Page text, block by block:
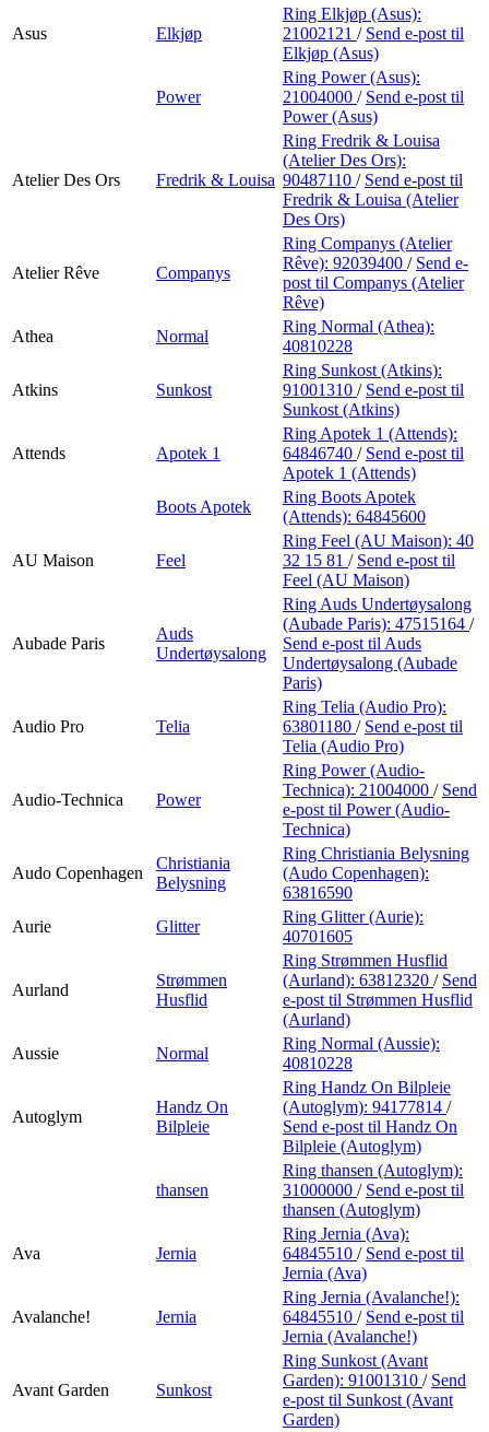
Asus Elkjøp
Ring Elkjøp (Asus):
21002121 / Send e-post til
Elkjøp (Asus)
Power
Ring Power (Asus):
21004000 / Send e-post til
Power (Asus)
Atelier Des Ors Fredrik & Louisa
Ring Fredrik & Louisa
(Atelier Des Ors):
90487110 / Send e-post til
Fredrik & Louisa (Atelier
Des Ors)
Atelier Rêve Companys
Ring Companys (Atelier
Rêve): 92039400 / Send e-
post til Companys (Atelier
Rêve)
Athea
Normal
Ring Normal (Athea):
40810228
Atkins Sunkost
Ring Sunkost (Atkins):
91001310 / Send e-post til
Sunkost (Atkins)
Attends Apotek 1
Ring Apotek 1 (Attends):
64846740 / Send e-post til
Apotek 1 (Attends)
Boots Apotek
Ring Boots Apotek
(Attends): 64845600
AU Maison Feel
Ring Feel (AU Maison): 40
32 15 81 / Send e-post til
Feel (AU Maison)
Aubade Paris
Auds
Undertøysalong
Ring Auds Undertøysalong
(Aubade Paris): 47515164 /
Send e-post til Auds
Undertøysalong (Aubade
Paris)
Audio Pro Telia
Ring Telia (Audio Pro):
63801180 / Send e-post til
Telia (Audio Pro)
Audio-Technica Power
Ring Power (Audio-
Technica): 21004000 / Send
e-post til Power (Audio-
Technica)
Audo Copenhagen
Christiania
Belysning
Ring Christiania Belysning
(Audo Copenhagen):
63816590
Aurie
Glitter
Ring Glitter (Aurie):
40701605
Aurland
Strømmen
Husflid
Ring Strømmen Husflid
(Aurland): 63812320 / Send
e-post til Strømmen Husflid
(Aurland)
Aussie
Normal
Ring Normal (Aussie):
40810228
Autoglym
Handz On
Bilpleie
Ring Handz On Bilpleie
(Autoglym): 94177814 /
Send e-post til Handz On
Bilpleie (Autoglym)
thansen
Ring thansen (Autoglym):
31000000 / Send e-post til
thansen (Autoglym)
Ava Jernia
Ring Jernia (Ava):
64845510 / Send e-post til
Jernia (Ava)
Avalanche! Jernia
Ring Jernia (Avalanche!):
64845510 / Send e-post til
Jernia (Avalanche!)
Avant Garden Sunkost
Ring Sunkost (Avant
Garden): 91001310 / Send
e-post til Sunkost (Avant
Garden)